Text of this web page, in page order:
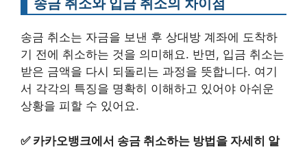
송금 취소는 자금을 보낸 후 상대방 계좌에 도착하
기 전에 취소하는 것을 의미해요. 반면, 입금 취소는
받은 금액을 다시 되돌리는 과정을 뜻합니다. 여기
서 각각의 특징을 명확히 이해하고 있어야 아쉬운
상황을 피할 수 있어요.
✅ 카카오뱅크에서 송금 취소하는 방법을 자세히 알